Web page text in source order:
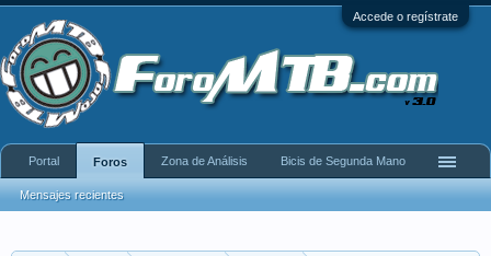
Accede o regístrate
Portal Foros
Mensajes recientes
Zona de Análisis Bicis de Segunda Mano